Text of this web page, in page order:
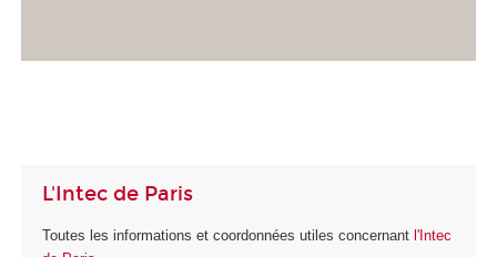
L'Intec de Paris
Toutes les informations et coordonnées utiles concernant l'Intec